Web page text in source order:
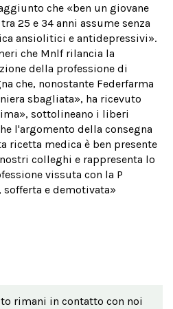
che «ben un giovane
25 e 34 anni assume senza
ansiolitici e antidepressivi».
che Mnlf rilancia la
della professione di
che, nonostante Federfarma
sbagliata», ha ricevuto
sottolineano i liberi
l'argomento della consegna
ricetta medica è ben presente
colleghi e rappresenta lo
vissuta con la P
e demotivata»
rimani in contatto con noi